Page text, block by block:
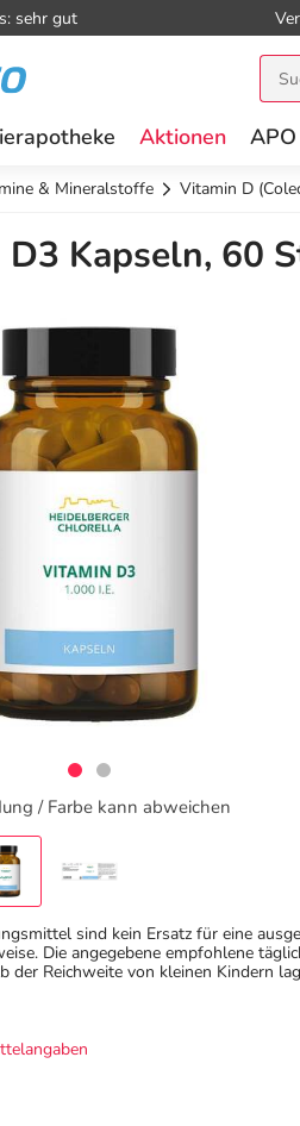
sehr gut
Aktionen
& Mineralstoffe Vitamin D
Kapseln, 60
/ Farbe kann abweichen
sind kein Ersatz für eine
Die angegebene empfohlene
der Reichweite von kleinen Kindern